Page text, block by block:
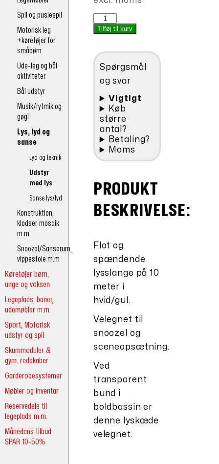
Spil og puslespil
Motorisk leg
+køretøjer for
småbørn
Ude-leg og bål
aktiviteter
Bål udstyr
Musik/rytmik og
gøgl
Lys, lyd og
sanse
Lyd og teknik
Udstyr
med lys
Sanse lys/lyd
Konstruktion,
klodser, mosaik
m.m
Snoozel/Sanserum,
vippestole m.m
Køretøjer børn,
unge og voksen
Legeplads, baner,
udemøbler m.m.
Sport, Motorisk
udstyr og spil
Skummoduler &
gym. redskaber
Garderobesystemer
Møbler og inventar
Reservedele til
legeplads m.m.
Månedens tilbud
SPAR 10-50%
kr.598,00.
Lysslange
10m
Tilføj til kurv
Spørgsmål
og svar
Vigtigt
Køb
større
antal?
Betaling?
Moms
PRODUKT
BESKRIVELSE:
Flot og
spændende
lysslange på 10
meter i
hvid/gul.
Velegnet til
snoozel og
sceneopsætning.
Ved
transparent
bund i
boldbassin er
denne lyskæde
velegnet.